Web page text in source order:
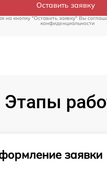
Оставить заявку
на кнопку "Оставить заявку" Вы
конфиденциальности
Этапы
заявки